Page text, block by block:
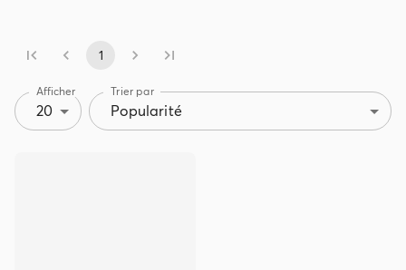
1
Afficher
20
Trier par
Popularité